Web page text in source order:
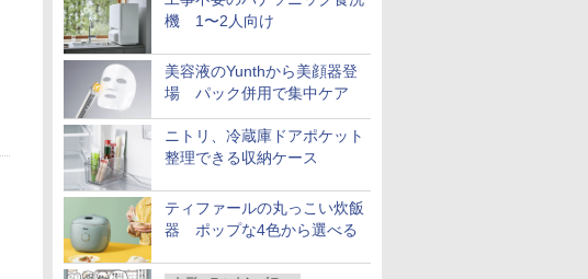
機 1〜2人向け
美容液のYunthから美顔器登
場 パック併用で集中ケア
ニトリ、冷蔵庫ドアポケット
整理できる収納ケース
ティファールの丸っこい炊飯
器 ポップな4色から選べる